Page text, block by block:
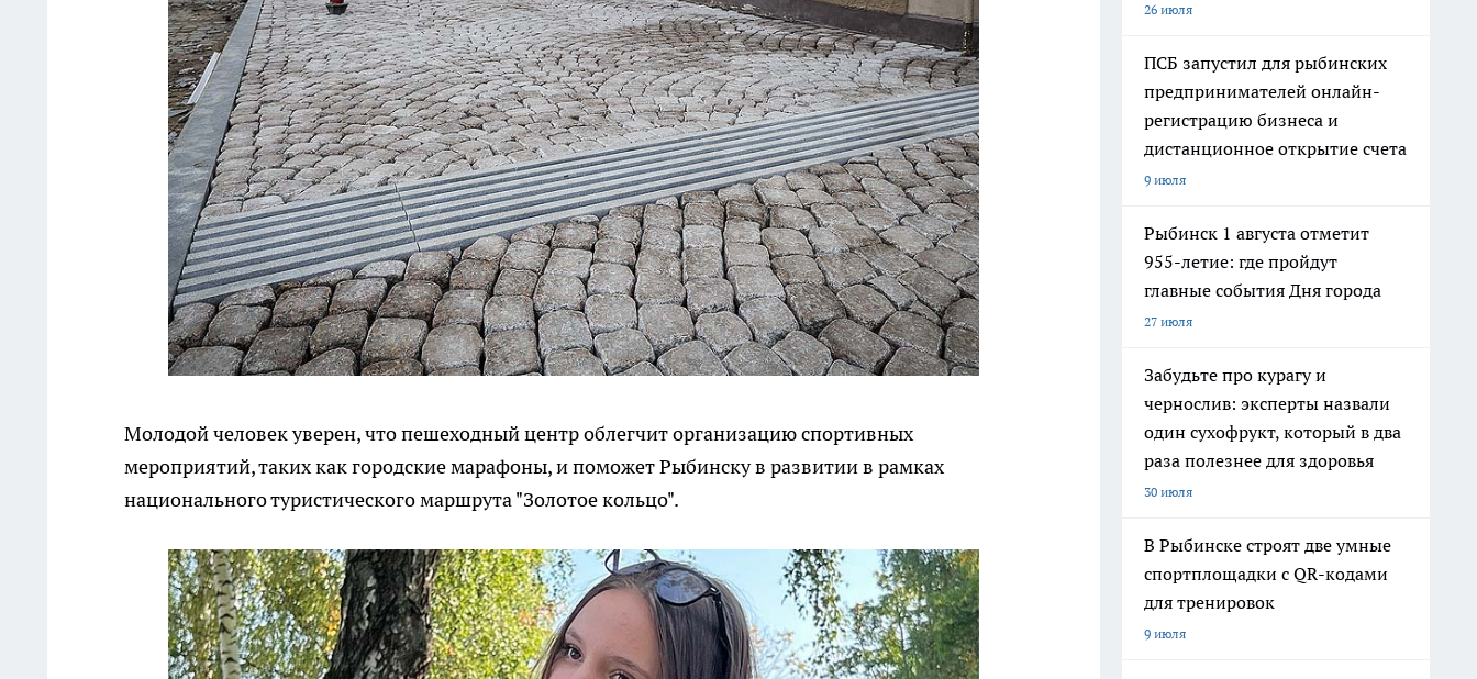
Молодой человек уверен, что пешеходный центр облегчит организацию спортивных
мероприятий, таких как городские марафоны, и поможет Рыбинску в развитии в рамках
национального туристического маршрута "Золотое кольцо".
26 июля
ПСБ запустил для рыбинских
предпринимателей онлайн-
регистрацию бизнеса и
дистанционное открытие счета
9 июля
Рыбинск 1 августа отметит
955-летие: где пройдут
главные события Дня города
27 июля
Забудьте про курагу и
чернослив: эксперты назвали
один сухофрукт, который в два
раза полезнее для здоровья
30 июля
В Рыбинске строят две умные
спортплощадки с QR-кодами
для тренировок
9 июля